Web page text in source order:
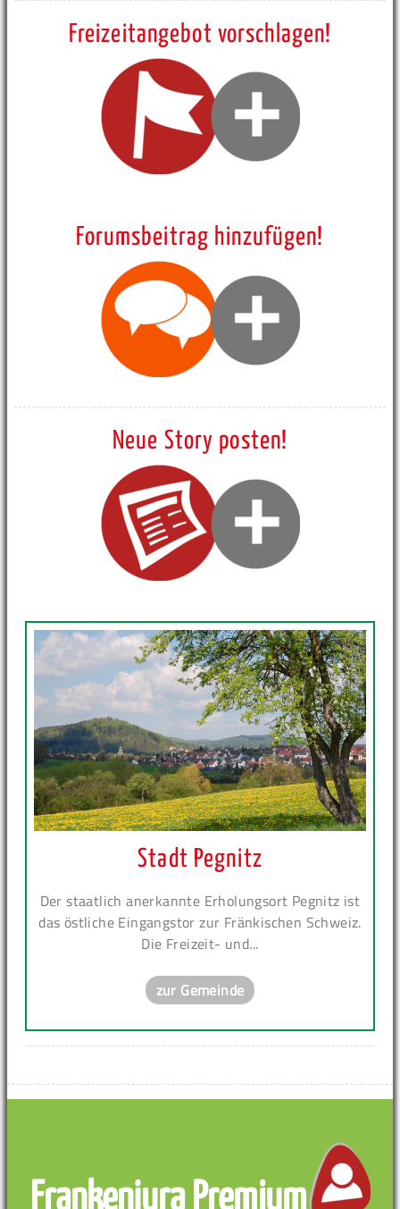
Freizeitangebot vorschlagen!
Forumsbeitrag hinzufügen!
Neue Story posten!
Stadt Pegnitz
Der staatlich anerkannte Erholungsort Pegnitz ist
das östliche Eingangstor zur Fränkischen Schweiz.
Die Freizeit- und...
zur Gemeinde
Frankenjura Premium